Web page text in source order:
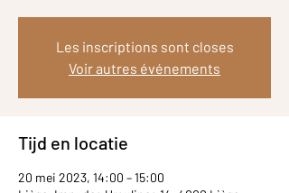
Les inscriptions sont closes
Voir autres événements
Tijd en locatie
20 mei 2023, 14:00 – 15:00